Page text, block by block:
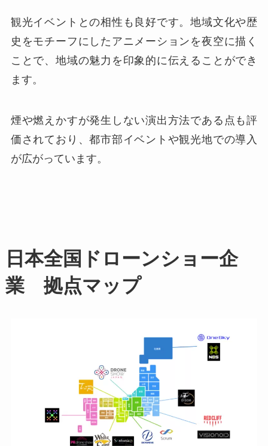
観光イベントとの相性も良好です。地域文化や歴
史をモチーフにしたアニメーションを夜空に描く
ことで、地域の魅力を印象的に伝えることができ
ます。
煙や燃えかすが発生しない演出方法である点も評
価されており、都市部イベントや観光地での導入
が広がっています。
日本全国ドローンショー企
業 拠点マップ